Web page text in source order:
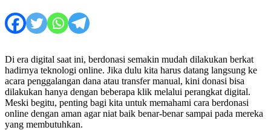
Di era digital saat ini, berdonasi semakin mudah dilakukan berkat
hadirnya teknologi online. Jika dulu kita harus datang langsung ke
acara penggalangan dana atau transfer manual, kini donasi bisa
dilakukan hanya dengan beberapa klik melalui perangkat digital.
Meski begitu, penting bagi kita untuk memahami cara berdonasi
online dengan aman agar niat baik benar-benar sampai pada mereka
yang membutuhkan.